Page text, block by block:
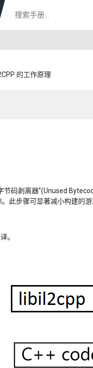
的工作原理
码剥离器”(Unused
此步骤可显著减小构建的游
。